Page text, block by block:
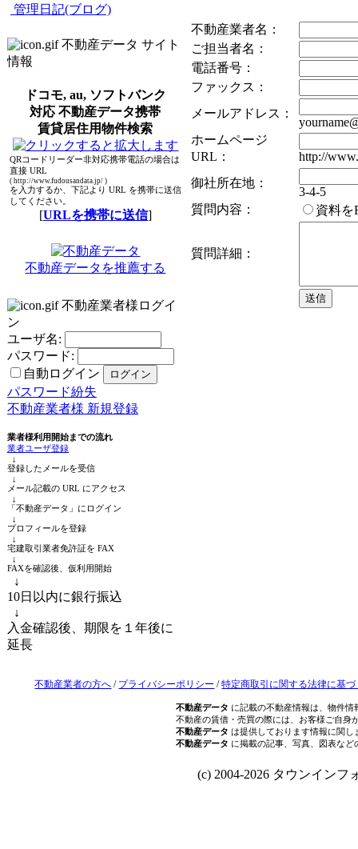
管理日記(ブログ)
不動産データ サイト
情報
ドコモ, au, ソフトバンク
対応 不動産データ携帯
賃貸居住用物件検索
QRコードリーダー非対応携帯電話の場合は
直接 URL
( http://www.fudousandata.jp/ )
を入力するか、下記より URL を携帯に送信
してください。
[URLを携帯に送信]
不動産データを推薦する
不動産業者様ログイ
ン
ユーザ名:
パスワード:
自動ログイン
パスワード紛失
不動産業者様 新規登録
業者様利用開始までの流れ
業者ユーザ登録
↓
登録したメールを受信
↓
メール記載の URL にアクセス
↓
「不動産データ」にログイン
↓
プロフィールを登録
↓
宅建取引業者免許証を FAX
↓
FAXを確認後、仮利用開始
↓
10日以内に銀行振込
↓
入金確認後、期限を１年後に
延長
不動産業者名：
ご担当者名：
電話番号：
ファックス：
メールアドレス：
ホームページ
URL：
http://
御社所在地：
3-4-5
質問内容：
資料
質問詳細：
不動産業者の方へ / プライバシーポリシー /特定商取引に関する法律に基
不動産データ に記載の不動産情報は、物件
不動産の賃借・売買の際には、お客様ご自身
不動産データ は提供しております情報に関し
不動産データ に掲載の記事、写真、図表な
(c) 2004-2026 タウンインフ